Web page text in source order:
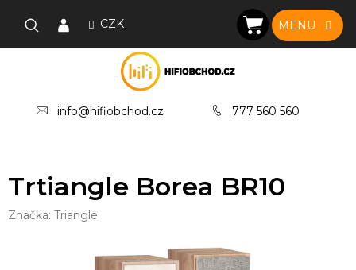
CZK
info@hifiobchod.cz 777 560 560
NÁKUPNÍ
KOŠÍK
Trtiangle Borea BR10
Značka: Triangle